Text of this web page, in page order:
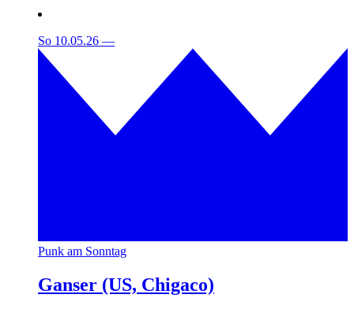
So 10.05.26 —
Punk am Sonntag
Ganser (US, Chigaco)